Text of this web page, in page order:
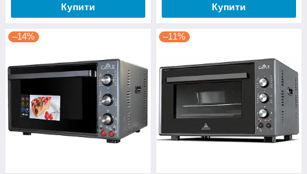
Купити Купити
–14% –11%